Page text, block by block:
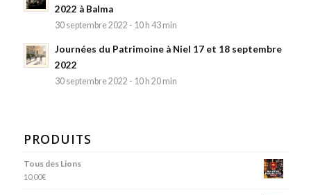
2022 à Balma
30 septembre 2022 - 10 h 43 min
Journées du Patrimoine à Niel 17 et 18 septembre
2022
30 septembre 2022 - 10 h 20 min
PRODUITS
Tous des Lions
10,00€